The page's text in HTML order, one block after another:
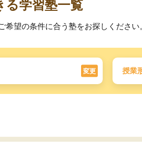
る学習塾一覧
望の条件に合う塾をお探しください
変更 授業